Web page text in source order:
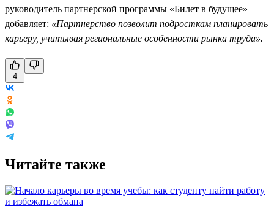
руководитель партнерской программы «Билет в будущее»
добавляет: «Партнерство позволит подросткам планировать
карьеру, учитывая региональные особенности рынка труда».
4
Читайте также